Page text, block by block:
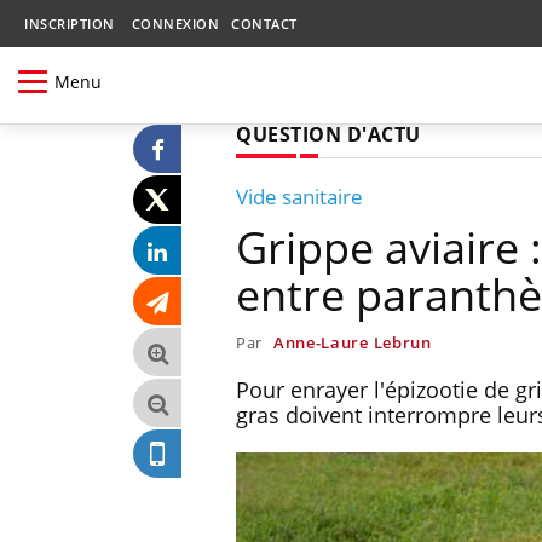
INSCRIPTION CONNEXION CONTACT
Menu
QUESTION D'ACTU
Vide sanitaire
Grippe aviaire
entre
Par Anne-Laure Lebrun
Pour enrayer l'épizootie de
gras doivent interrompre